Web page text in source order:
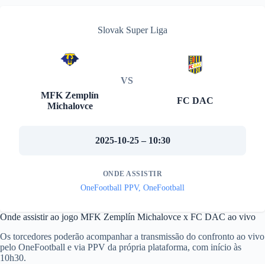
Slovak Super Liga
MFK Zemplín
Michalovce
VS
FC DAC
2025-10-25 – 10:30
ONDE ASSISTIR
OneFootball PPV, OneFootball
Onde assistir ao jogo MFK Zemplín Michalovce x FC DAC ao vivo
Os torcedores poderão acompanhar a transmissão do confronto ao vivo
pelo OneFootball e via PPV da própria plataforma, com início às
10h30.